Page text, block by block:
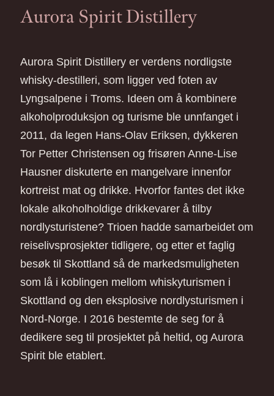
Aurora Spirit Distillery
Aurora Spirit Distillery er verdens nordligste
whisky-destilleri, som ligger ved foten av
Lyngsalpene i Troms. Ideen om å kombinere
alkoholproduksjon og turisme ble unnfanget i
2011, da legen Hans-Olav Eriksen, dykkeren
Tor Petter Christensen og frisøren Anne-Lise
Hausner diskuterte en mangelvare innenfor
kortreist mat og drikke. Hvorfor fantes det ikke
lokale alkoholholdige drikkevarer å tilby
nordlysturistene? Trioen hadde samarbeidet om
reiselivsprosjekter tidligere, og etter et faglig
besøk til Skottland så de markedsmuligheten
som lå i koblingen mellom whiskyturismen i
Skottland og den eksplosive nordlysturismen i
Nord-Norge. I 2016 bestemte de seg for å
dedikere seg til prosjektet på heltid, og Aurora
Spirit ble etablert.